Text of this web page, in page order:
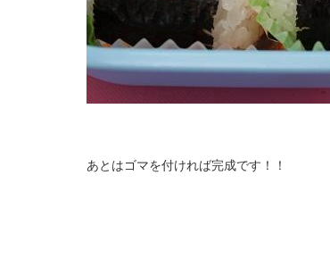
あとはゴマを付ければ完成です！！